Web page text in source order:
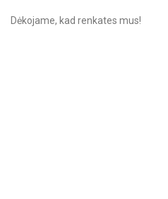
Dėkojame, kad renkates mus!